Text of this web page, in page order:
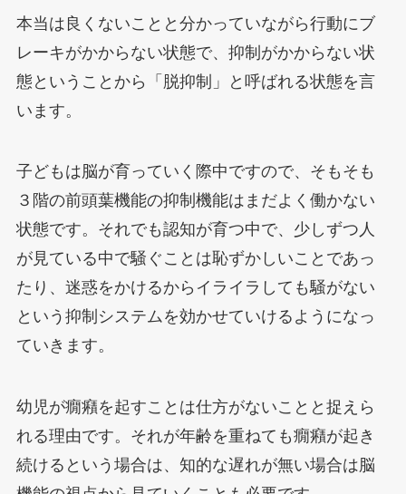
本当は良くないことと分かっていながら行動にブ
レーキがかからない状態で、抑制がかからない状
態ということから「脱抑制」と呼ばれる状態を言
います。
子どもは脳が育っていく際中ですので、そもそも
３階の前頭葉機能の抑制機能はまだよく働かない
状態です。それでも認知が育つ中で、少しずつ人
が見ている中で騒ぐことは恥ずかしいことであっ
たり、迷惑をかけるからイライラしても騒がない
という抑制システムを効かせていけるようになっ
ていきます。
幼児が癇癪を起すことは仕方がないことと捉えら
れる理由です。それが年齢を重ねても癇癪が起き
続けるという場合は、知的な遅れが無い場合は脳